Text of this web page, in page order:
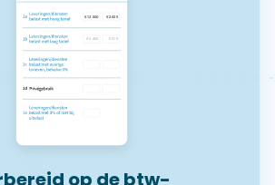
5 minuten is je btw-aangifte
VOOR ALLES